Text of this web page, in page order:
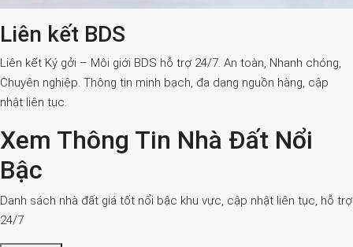
Liên kết BDS
Liên kết Ký gởi – Môi giới BDS hỗ trợ 24/7. An toàn, Nhanh chóng,
Chuyên nghiệp. Thông tin minh bạch, đa dạng nguồn hàng, cập
nhật liên tục.
Xem Thông Tin Nhà Đất Nổi
Bậc
Danh sách nhà đất giá tốt nổi bậc khu vực, cập nhật liên tục, hỗ trợ
24/7